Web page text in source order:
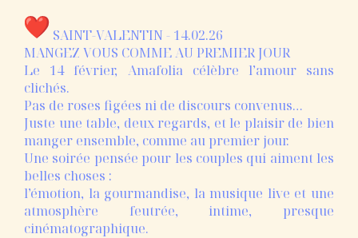
SAINT-VALENTIN - 14.02.26
MANGEZ VOUS COMME AU PREMIER JOUR
Le 14 février, Amafolia célèbre l’amour sans
clichés.
Pas de roses figées ni de discours convenus…
Juste une table, deux regards, et le plaisir de bien
manger ensemble, comme au premier jour.
Une soirée pensée pour les couples qui aiment les
belles choses :
l’émotion, la gourmandise, la musique live et une
atmosphère feutrée, intime, presque
cinématographique.